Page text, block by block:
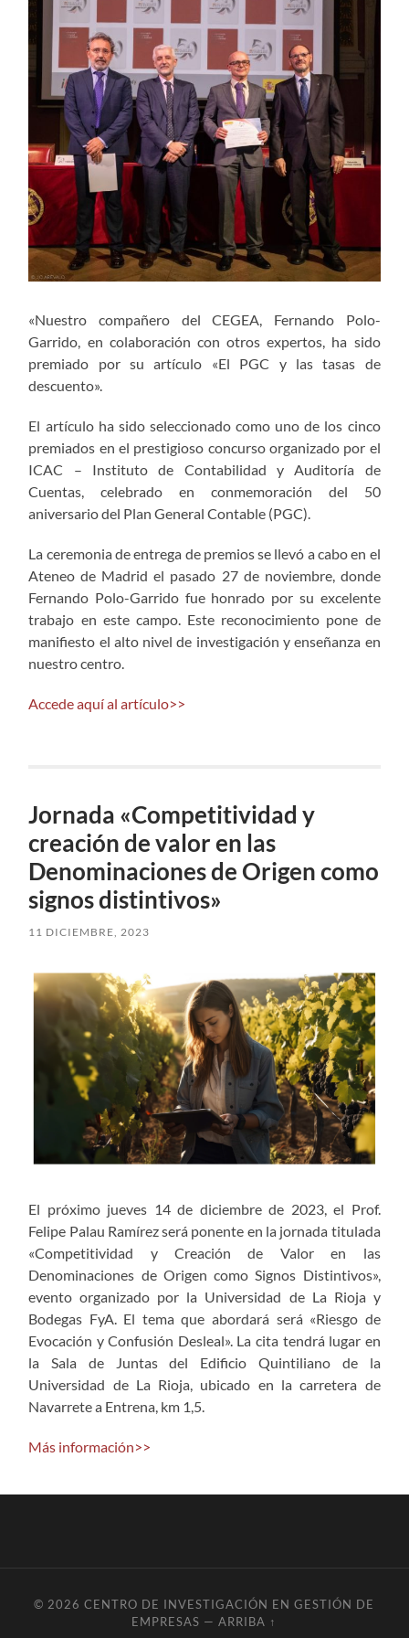
«Nuestro compañero del CEGEA, Fernando Polo-
Garrido, en colaboración con otros expertos, ha sido
premiado por su artículo «El PGC y las tasas de
descuento».
El artículo ha sido seleccionado como uno de los cinco
premiados en el prestigioso concurso organizado por el
ICAC – Instituto de Contabilidad y Auditoría de
Cuentas, celebrado en conmemoración del 50
aniversario del Plan General Contable (PGC).
La ceremonia de entrega de premios se llevó a cabo en el
Ateneo de Madrid el pasado 27 de noviembre, donde
Fernando Polo-Garrido fue honrado por su excelente
trabajo en este campo. Este reconocimiento pone de
manifiesto el alto nivel de investigación y enseñanza en
nuestro centro.
Accede aquí al artículo>>
Jornada «Competitividad y
creación de valor en las
Denominaciones de Origen como
signos distintivos»
11 DICIEMBRE, 2023
El próximo jueves 14 de diciembre de 2023, el Prof.
Felipe Palau Ramírez será ponente en la jornada titulada
«Competitividad y Creación de Valor en las
Denominaciones de Origen como Signos Distintivos»,
evento organizado por la Universidad de La Rioja y
Bodegas FyA. El tema que abordará será «Riesgo de
Evocación y Confusión Desleal». La cita tendrá lugar en
la Sala de Juntas del Edificio Quintiliano de la
Universidad de La Rioja, ubicado en la carretera de
Navarrete a Entrena, km 1,5.
Más información>>
© 2026CENTRO DE INVESTIGACIÓN EN GESTIÓN DE
EMPRESAS —ARRIBA ↑